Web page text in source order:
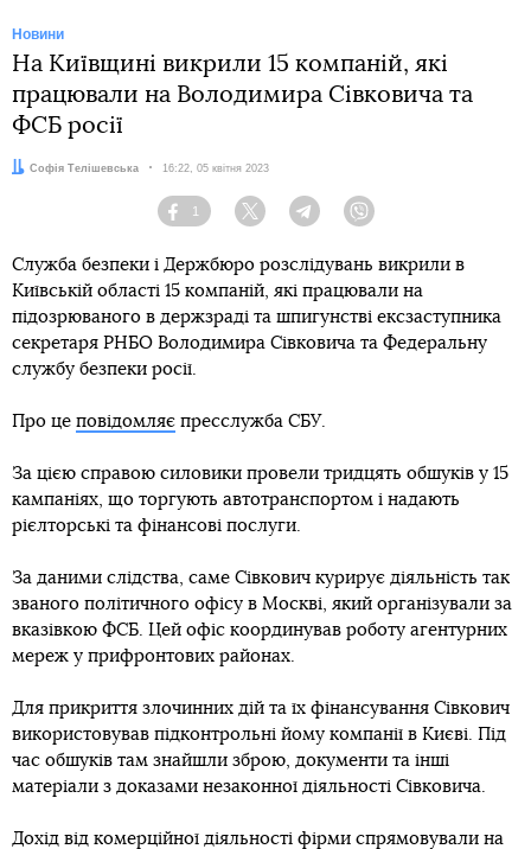
Новини
На Київщині викрили 15 компаній, які
працювали на Володимира Сівковича та
ФСБ росії
Автор:
Софія Телішевська Дата:
16:22, 05 квітня 2023
Facebook
1
Twitter TelegramViber
Служба безпеки і Держбюро розслідувань викрили в
Київській області 15 компаній, які працювали на
підозрюваного в держзраді та шпигунстві ексзаступника
секретаря РНБО Володимира Сівковича та Федеральну
службу безпеки росії.
Про це повідомляє пресслужба СБУ.
За цією справою силовики провели тридцять обшуків у 15
кампаніях, що торгують автотранспортом і надають
рієлторські та фінансові послуги.
За даними слідства, саме Сівкович курирує діяльність так
званого політичного офісу в Москві, який організували за
вказівкою ФСБ. Цей офіс координував роботу агентурних
мереж у прифронтових районах.
Для прикриття злочинних дій та їх фінансування Сівкович
використовував підконтрольні йому компанії в Києві. Під
час обшуків там знайшли зброю, документи та інші
матеріали з доказами незаконної діяльності Сівковича.
Дохід від комерційної діяльності фірми спрямовували на